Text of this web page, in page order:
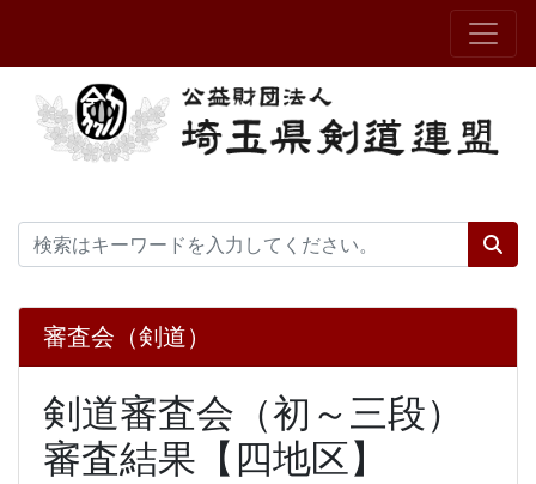
審査会（剣道）
剣道審査会（初～三段）
審査結果【四地区】